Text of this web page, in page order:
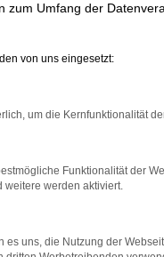
bestimmter Seiten
beheben.
dem neuesten Stand
kann auch dazu
zum Umfang der
von uns eingesetzt:
um die Kernfunktionalität
Funktionalität der
weitere werden aktiviert.
es uns, die Nutzung der